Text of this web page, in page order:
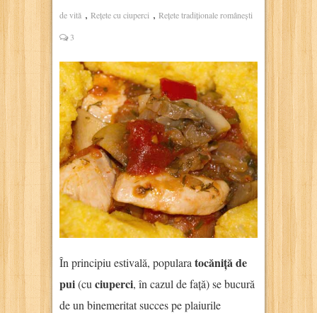
de vită , Rețete cu ciuperci , Rețete tradiționale românești
3
În principiu estivală, populara tocăniță de
pui(cu ciuperci, în cazul de față) se bucură
de un binemeritat succes pe plaiurile